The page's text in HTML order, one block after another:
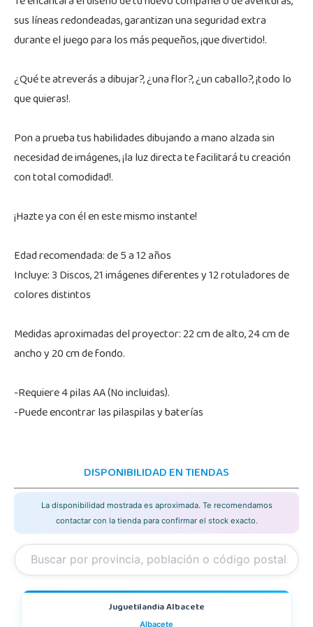
sus líneas redondeadas, garantizan una seguridad extra
durante el juego para los más pequeños, ¡que divertido!.
¿Qué te atreverás a dibujar?, ¿una flor?, ¿un caballo?, ¡todo lo
que quieras!.
Pon a prueba tus habilidades dibujando a mano alzada sin
necesidad de imágenes, ¡la luz directa te facilitará tu creación
con total comodidad!.
¡Hazte ya con él en este mismo instante!
Edad recomendada: de 5 a 12 años
Incluye: 3 Discos, 21 imágenes diferentes y 12 rotuladores de
colores distintos
Medidas aproximadas del proyector: 22 cm de alto, 24 cm de
ancho y 20 cm de fondo.
-Requiere 4 pilas AA (No incluidas).
-Puede encontrar las pilaspilas y baterías
DISPONIBILIDAD EN TIENDAS
La disponibilidad mostrada es aproximada. Te recomendamos
contactar con la tienda para confirmar el stock exacto.
Juguetilandia Albacete
Albacete